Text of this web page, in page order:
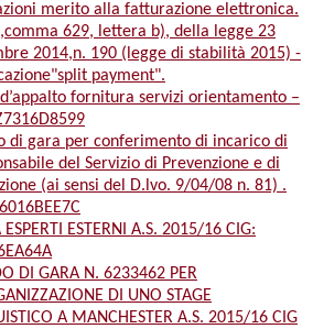
merito alla fatturazione elettronica.
629, lettera b), della legge 23
2014,n. 190 (legge di stabilità 2015) -
payment".
fornitura servizi orientamento –
di gara per conferimento di incarico di
del Servizio di Prevenzione e di
(ai sensi del D.lvo. 9/04/08 n. 81) .
ESPERTI ESTERNI A.S. 2015/16 CIG:
DI GARA N. 6233462 PER
DI UNO STAGE
A MANCHESTER A.S. 2015/16 CIG